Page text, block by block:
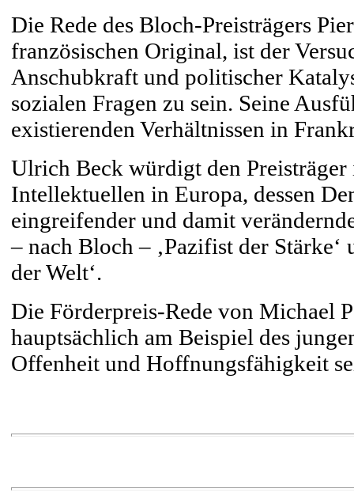
Die Rede des Bloch-Preisträgers
französischen Original, ist der
Anschubkraft und politischer
sozialen Fragen zu sein. Seine
existierenden Verhältnissen in
Ulrich Beck würdigt den
Intellektuellen in Europa, dessen
eingreifender und damit
– nach Bloch – ‚Pazifist der
der Welt‘.
Die Förderpreis-Rede von Michael
hauptsächlich am Beispiel des
Offenheit und Hoffnungsfähigkeit